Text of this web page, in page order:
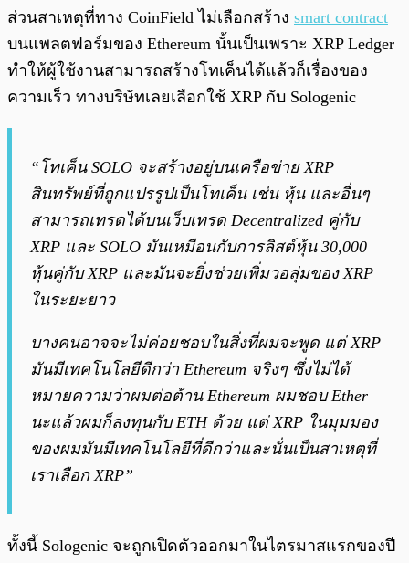
ส่วนสาเหตุที่ทาง CoinField ไม่เลือกสร้าง smart contract
บนแพลตฟอร์มของ Ethereum นั้นเป็นเพราะ XRP Ledger
ทำให้ผู้ใช้งานสามารถสร้างโทเค็นได้แล้วก็เรื่องของ
ความเร็ว ทางบริษัทเลยเลือกใช้ XRP กับ Sologenic
“โทเค็น SOLO จะสร้างอยู่บนเครือข่าย XRP
สินทรัพย์ที่ถูกแปรรูปเป็นโทเค็น เช่น หุ้น และอื่นๆ
สามารถเทรดได้บนเว็บเทรด Decentralized คู่กับ
XRP และ SOLO มันเหมือนกับการลิสต์หุ้น 30,000
หุ้นคู่กับ XRP และมันจะยิ่งช่วยเพิ่มวอลุ่มของ XRP
ในระยะยาว
บางคนอาจจะไม่ค่อยชอบในสิ่งที่ผมจะพูด แต่ XRP
มันมีเทคโนโลยีดีกว่า Ethereum จริงๆ ซึ่งไม่ได้
หมายความว่าผมต่อต้าน Ethereum ผมชอบ Ether
นะแล้วผมก็ลงทุนกับ ETH ด้วย แต่ XRP ในมุมมอง
ของผมมันมีเทคโนโลยีที่ดีกว่าและนั่นเป็นสาเหตุที่
เราเลือก XRP”
ทั้งนี้ Sologenic จะถูกเปิดตัวออกมาในไตรมาสแรกของปี